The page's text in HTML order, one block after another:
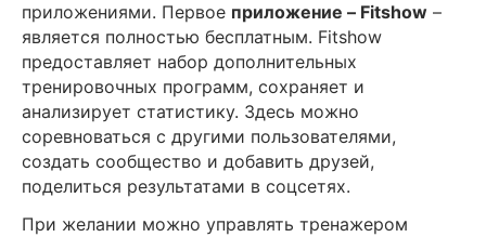
приложениями. Первое приложение – Fitshow –
является полностью бесплатным. Fitshow
предоставляет набор дополнительных
тренировочных программ, сохраняет и
анализирует статистику. Здесь можно
соревноваться с другими пользователями,
создать сообщество и добавить друзей,
поделиться результатами в соцсетях.
При желании можно управлять тренажером